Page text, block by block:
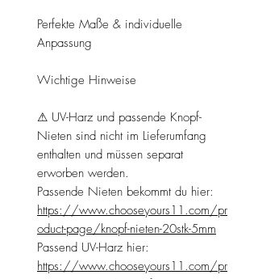
Perfekte Maße & individuelle
Anpassung
Wichtige Hinweise
⚠ UV-Harz und passende Knopf-
Nieten sind nicht im Lieferumfang
enthalten und müssen separat
erworben werden.
Passende Nieten bekommt du hier:
https://www.chooseyours11.com/pr
oduct-page/knopf-nieten-20stk-5mm
Passend UV-Harz hier:
https://www.chooseyours11.com/pr